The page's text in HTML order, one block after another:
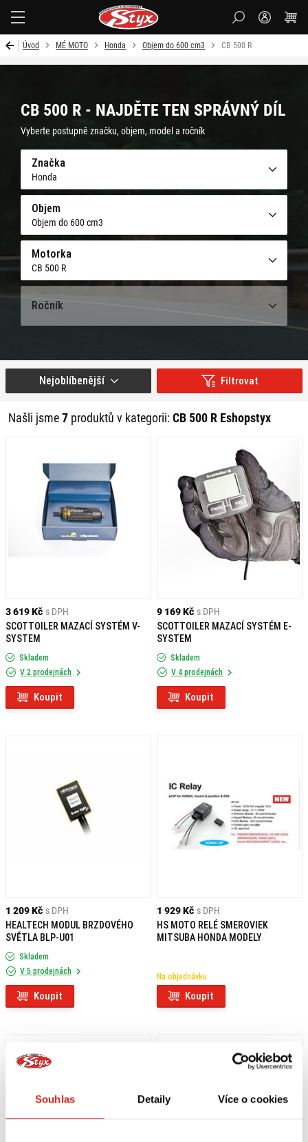
Souhlas Detaily Více o cookies
Úvod MÉ MOTO Honda Objem do 600 cm3 CB 500 R
CB 500 R - NAJDĚTE TEN SPRÁVNÝ DÍL
Vyberte postupně značku, objem, model a ročník
Značka
Honda
Objem
Objem do 600 cm3
Motorka
CB 500 R
Ročník
Filtrovat
Našli jsme7 produktů v kategorii:CB 500 R Eshopstyx
Nejoblíbenější
3 619 Kč s DPH
SCOTTOILER MAZACÍ SYSTÉM V-
SYSTEM
Skladem
V 2 prodejnách
Koupit
9 169 Kč s DPH
SCOTTOILER MAZACÍ SYSTÉM E-
SYSTEM
Skladem
V 4 prodejnách
Koupit
1 209 Kč s DPH
HEALTECH MODUL BRZDOVÉHO
SVĚTLA BLP-U01
Skladem
V 5 prodejnách
Koupit
1 929 Kč s DPH
HS MOTO RELÉ SMEROVIEK
MITSUBA HONDA MODELY
Na objednávku
Koupit